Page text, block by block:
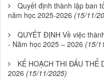
Quyết định thành lập ban
năm học 2025-2026 (15/11/
QUYẾT ĐỊNH Về việc
- Năm học 2025 – 2026 (15/
KẾ HOẠCH THI ĐẤU THỂ
2026 (15/11/2025)